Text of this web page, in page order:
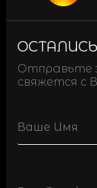
Отправьте
свяжется с